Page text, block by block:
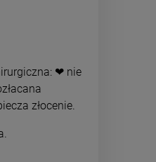
jasne
❤ nie
złocenie.